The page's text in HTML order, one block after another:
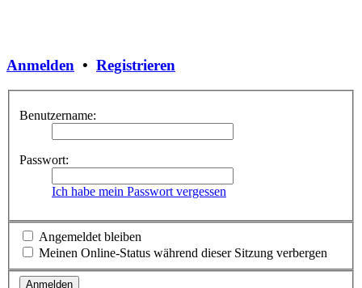
Anmelden • Registrieren
Benutzername:
Passwort:
Ich habe mein Passwort vergessen
Angemeldet bleiben
Meinen Online-Status während dieser Sitzung verbergen